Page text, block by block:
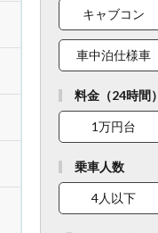
キャブコン
車中泊仕様車
料金（24時間）
1万円台
乗車人数
4人以下